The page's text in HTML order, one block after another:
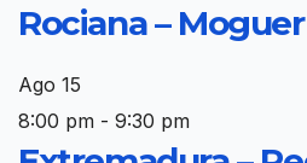
Rociana – Moguer
Ago 15
8:00 pm - 9:30 pm